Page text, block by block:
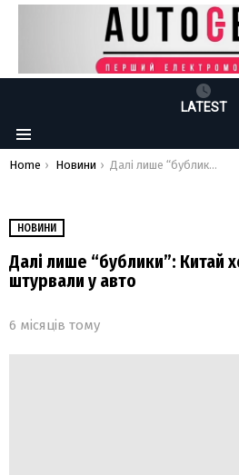
LATEST
Menu
You are here:
Home Новини Далі лише “бублики”: Китай хоче заборонити штурвали у авто
НОВИНИ
Далі лише “бублики”: Китай
штурвали у авто
6 місяців тому